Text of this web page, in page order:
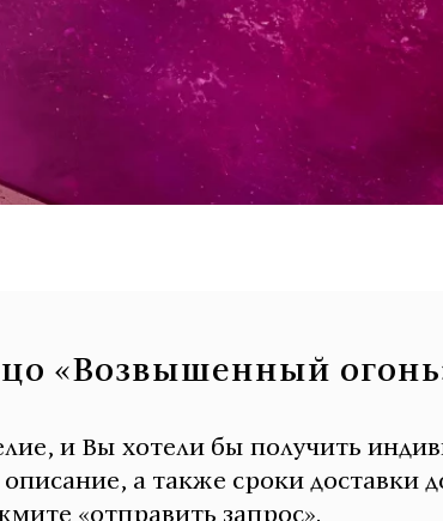
«Возвышенный
и Вы хотели бы получить
а также сроки доставки
«отправить запрос».